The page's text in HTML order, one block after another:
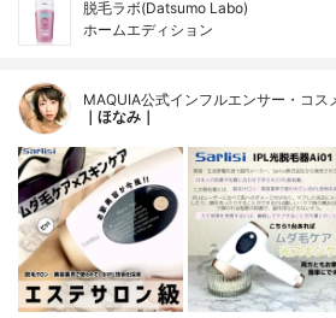
脱毛ラボ(Datsumo Labo)
ホームエディション
MAQUIA公式インフルエンサー・コス
｜ほなみ｜